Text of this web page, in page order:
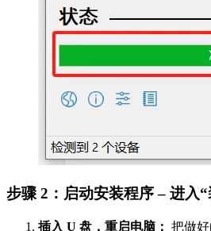
步骤 2：启动安装程序 – 进入
插入 U 盘，重启电脑： 把做